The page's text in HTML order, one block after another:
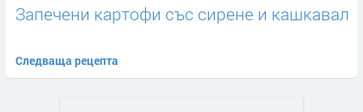
Запечени картофи със сирене и кашкавал
Следваща рецепта